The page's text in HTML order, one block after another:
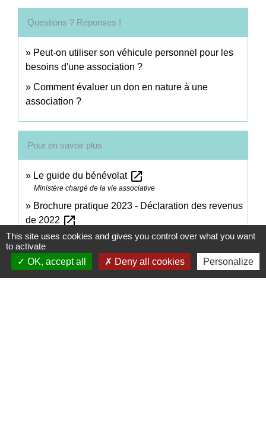
Questions ? Réponses !
Peut-on utiliser son véhicule personnel pour les
besoins d'une association ?
Comment évaluer un don en nature à une
association ?
Pour en savoir plus
Le guide du bénévolat open_in_new
Ministère chargé de la vie associative
Brochure pratique 2023 - Déclaration des revenus
de 2022 open_in_new
Ministère chargé des finances
Signaler une erreur sur cette page
This site uses cookies and gives you control over what you want
to activate
OK, accept all
Deny all cookies Personalize